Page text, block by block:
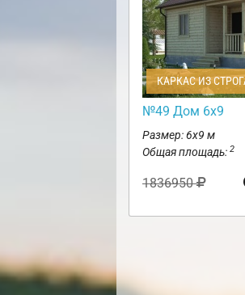
КАРКАС ИЗ
№49 Дом 6х9
Размер: 6х9 м
Общая площадь: 2
1836950